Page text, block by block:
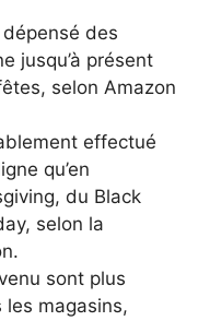
des
jusqu’à présent
selon Amazon
effectué
qu’en
du Black
selon la
sont plus
les magasins,